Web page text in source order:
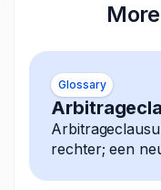
Glossary
rechter; een